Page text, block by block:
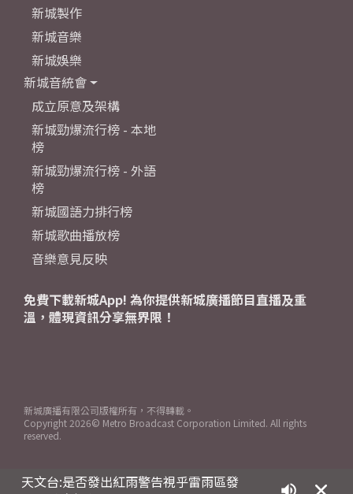
天文台:是否發出紅雨警告視乎雷雨區發
新城製作
新城音樂
新城娛樂
新城音統會
成立原意及架構
新城勁爆流行榜 - 本地
榜
新城勁爆流行榜 - 外語
榜
新城國語力排行榜
新城歌曲播放榜
音樂意見反映
免費下載新城App! 為你提供新城廣播節目直播及重
溫，體現資訊分享無界限！
新城廣播有限公司版權所有，不得轉載。
Copyright 2026© Metro Broadcast Corporation Limited. All rights
reserved.